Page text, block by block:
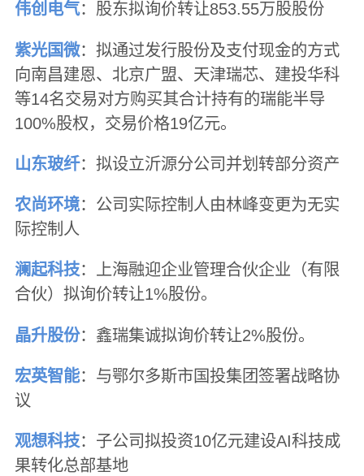
伟创电气：股东拟询价转让853.55万股股份
紫光国微：拟通过发行股份及支付现金的方式
向南昌建恩、北京广盟、天津瑞芯、建投华科
等14名交易对方购买其合计持有的瑞能半导
100%股权，交易价格19亿元。
山东玻纤：拟设立沂源分公司并划转部分资产
农尚环境：公司实际控制人由林峰变更为无实
际控制人
澜起科技：上海融迎企业管理合伙企业（有限
合伙）拟询价转让1%股份。
晶升股份：鑫瑞集诚拟询价转让2%股份。
宏英智能：与鄂尔多斯市国投集团签署战略协
议
观想科技：子公司拟投资10亿元建设AI科技成
果转化总部基地